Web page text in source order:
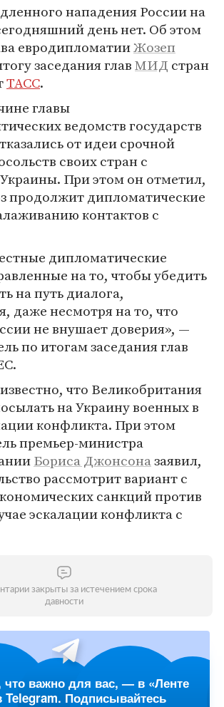
нападения России на
день нет. Об этом
евродипломатииЖозеп
заседания главМИД стран
ТАСС.
главы
ведомств государств
от идеи срочной
своих стран с
При этом он отметил,
продолжит дипломатические
контактов с
дипломатические
на то, чтобы убедить
на путь диалога,
даже несмотря на то, что
не внушает доверия», —
по итогам заседания глав
что Великобритания
на Украину военных в
конфликта. При этом
премьер-министра
Бориса Джонсоназаявил,
рассмотрит вариант с
санкций против
эскалации конфликта с
закрыты за истечением срока
давности
что важно для вас, — в «Ленте
Telegram. Подписывайтесь